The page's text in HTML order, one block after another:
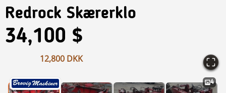
Redrock Skærerklo
34,100 $
12,800 DKK
4